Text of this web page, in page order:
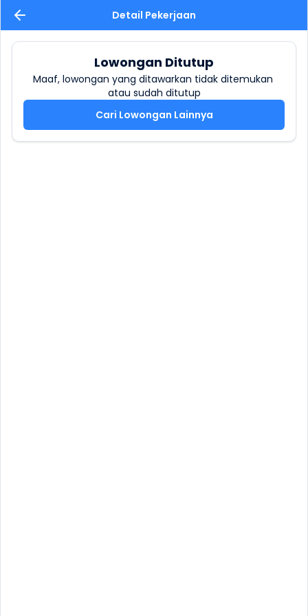
Detail Pekerjaan
Lowongan Ditutup
Maaf, lowongan yang ditawarkan tidak ditemukan
atau sudah ditutup
Cari Lowongan Lainnya